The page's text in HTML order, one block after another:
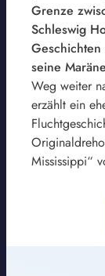
Grenze
Schleswig
seine
Weg weiter
erzählt ein
Mississippi“